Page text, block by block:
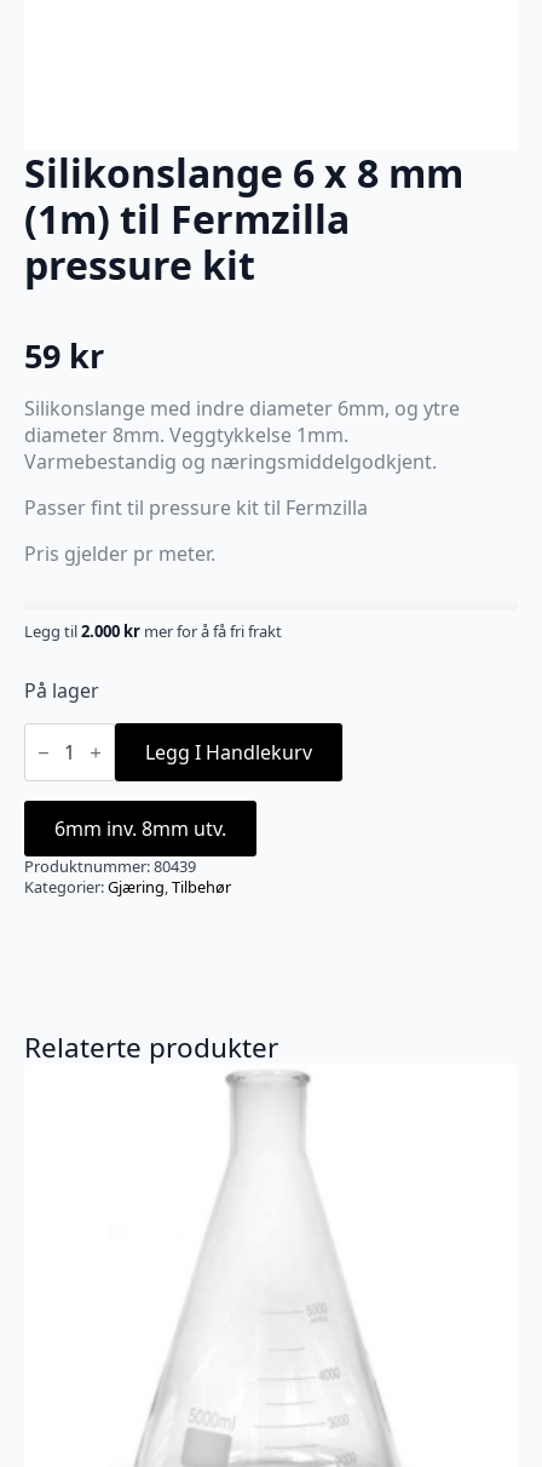
Silikonslange 6 x 8 mm
(1m) til Fermzilla
pressure kit
59 kr
Silikonslange med indre diameter 6mm, og ytre
diameter 8mm. Veggtykkelse 1mm.
Varmebestandig og næringsmiddelgodkjent.
Passer fint til pressure kit til Fermzilla
Pris gjelder pr meter.
Legg til2.000 kr mer for å få fri frakt
På lager
Silikonslange
8
mm
(1m)
til
Fermzilla
pressure
Legg I Handlekurv
6mm inv. 8mm utv.
Produktnummer:80439
Kategorier:Gjæring,Tilbehør
Relaterte produkter